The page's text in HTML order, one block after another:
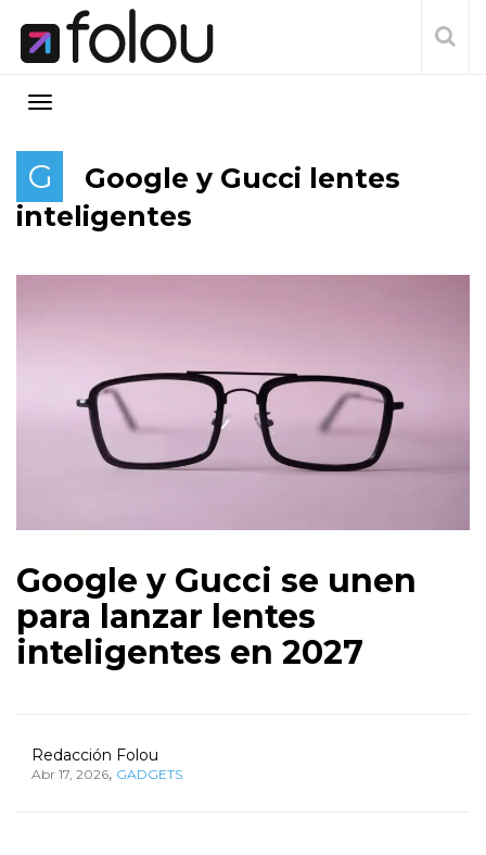
G
Google y Gucci lentes
inteligentes
Google y Gucci se unen
para lanzar lentes
inteligentes en 2027
Redacción Folou
Abr 17, 2026, GADGETS